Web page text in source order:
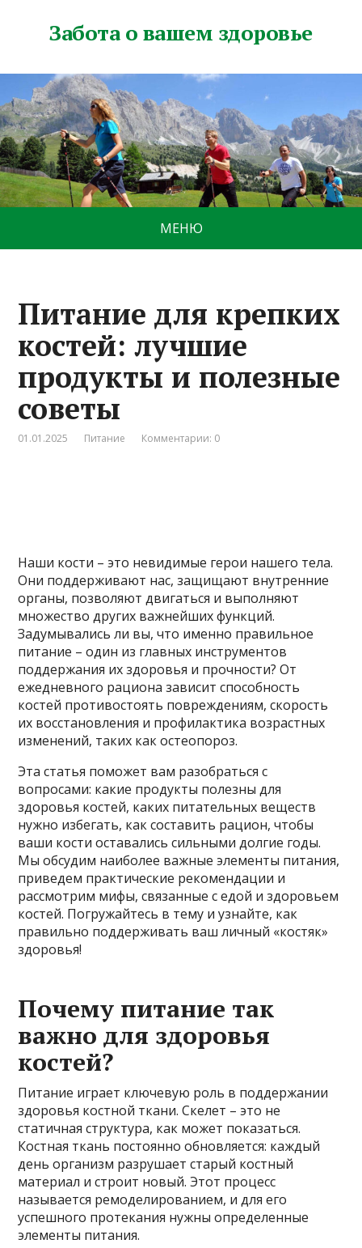
Забота о вашем здоровье
МЕНЮ
Питание для крепких
костей: лучшие
продукты и полезные
советы
01.01.2025 Питание Комментарии: 0
Наши кости – это невидимые герои нашего тела.
Они поддерживают нас, защищают внутренние
органы, позволяют двигаться и выполняют
множество других важнейших функций.
Задумывались ли вы, что именно правильное
питание – один из главных инструментов
поддержания их здоровья и прочности? От
ежедневного рациона зависит способность
костей противостоять повреждениям, скорость
их восстановления и профилактика возрастных
изменений, таких как остеопороз.
Эта статья поможет вам разобраться с
вопросами: какие продукты полезны для
здоровья костей, каких питательных веществ
нужно избегать, как составить рацион, чтобы
ваши кости оставались сильными долгие годы.
Мы обсудим наиболее важные элементы питания,
приведем практические рекомендации и
рассмотрим мифы, связанные с едой и здоровьем
костей. Погружайтесь в тему и узнайте, как
правильно поддерживать ваш личный «костяк»
здоровья!
Почему питание так
важно для здоровья
костей?
Питание играет ключевую роль в поддержании
здоровья костной ткани. Скелет – это не
статичная структура, как может показаться.
Костная ткань постоянно обновляется: каждый
день организм разрушает старый костный
материал и строит новый. Этот процесс
называется ремоделированием, и для его
успешного протекания нужны определенные
элементы питания.